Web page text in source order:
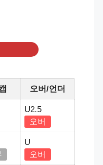
오버/언더
U2.5
오버
U
오버